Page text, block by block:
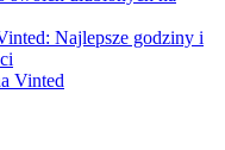
Najlepsze godziny i
Vinted